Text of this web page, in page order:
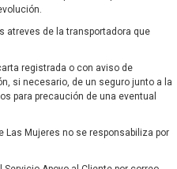
atreves de la transportadora que
registrada o con aviso de
si necesario, de un seguro junto a la
para precaución de una eventual
Las Mujeres no se responsabiliza por